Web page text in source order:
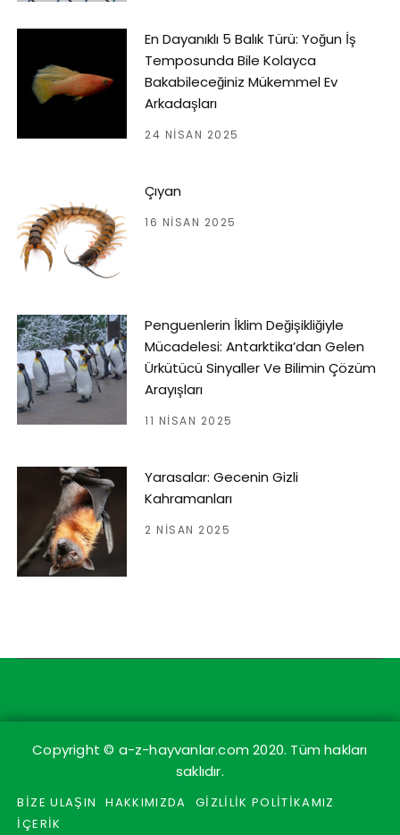
En Dayanıklı 5 Balık Türü: Yoğun İş
Temposunda Bile Kolayca
Bakabileceğiniz Mükemmel Ev
Arkadaşları
24 NISAN 2025
Çıyan
16 NISAN 2025
Penguenlerin İklim Değişikliğiyle
Mücadelesi: Antarktika’dan Gelen
Ürkütücü Sinyaller Ve Bilimin Çözüm
Arayışları
11 NISAN 2025
Yarasalar: Gecenin Gizli
Kahramanları
2 NISAN 2025
Copyright © a-z-hayvanlar.com 2020. Tüm hakları
saklıdır.
BİZE ULAŞIN HAKKIMIZDA
GİZLİLİK POLİTİKAMIZ
İÇERİK